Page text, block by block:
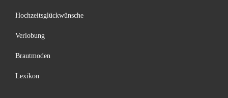
Hochzeitsglückwünsche
Verlobung
Brautmoden
Lexikon